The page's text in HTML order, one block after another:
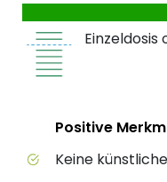
Einzeldosis
Positive Merkmale
StatusPositive
Keine